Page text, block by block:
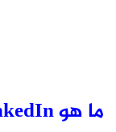
ما هو LinkedIn للأعمال؟